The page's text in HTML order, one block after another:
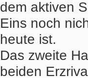
dem aktiven
Eins noch
heute ist.
Das zweite
beiden